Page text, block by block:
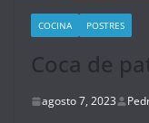
COCINA POSTRES
Coca de
agosto 7, 2023